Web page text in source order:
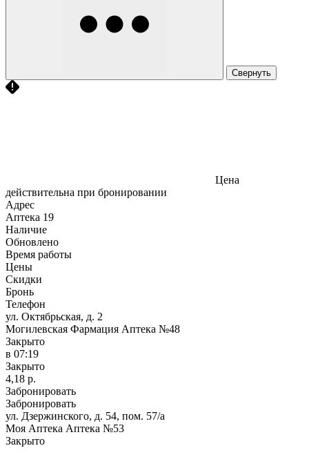
Свернуть
Цена
действительна при бронировании
Адрес
Аптека 19
Наличие
Обновлено
Время работы
Цены
Скидки
Бронь
Телефон
ул. Октябрьская, д. 2
Могилевская Фармация Аптека №48
Закрыто
в 07:19
Закрыто
4,18 р.
Забронировать
Забронировать
ул. Дзержинского, д. 54, пом. 57/а
Моя Аптека Аптека №53
Закрыто